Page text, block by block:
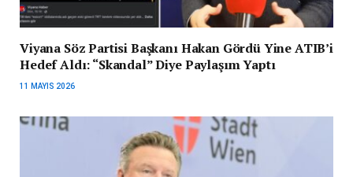
Viyana Söz Partisi Başkanı Hakan Gördü Yine ATIB’i
Hedef Aldı: “Skandal” Diye Paylaşım Yaptı
11 MAYIS 2026